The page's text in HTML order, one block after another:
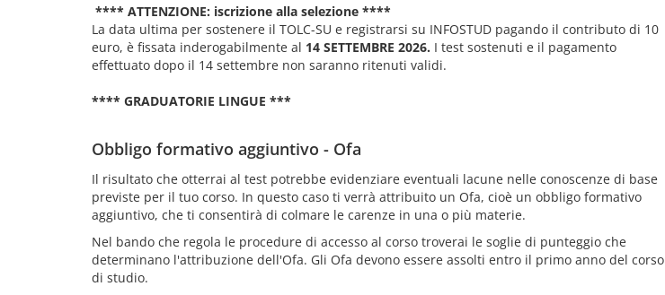
**** ATTENZIONE: iscrizione alla selezione ****
La data ultima per sostenere il TOLC-SU e registrarsi su INFOSTUD pagando il contributo di 10
euro, è fissata inderogabilmente al 14 SETTEMBRE 2026. I test sostenuti e il pagamento
effettuato dopo il 14 settembre non saranno ritenuti validi.
**** GRADUATORIE LINGUE ***
Obbligo formativo aggiuntivo - Ofa
Il risultato che otterrai al test potrebbe evidenziare eventuali lacune nelle conoscenze di base
previste per il tuo corso. In questo caso ti verrà attribuito un Ofa, cioè un obbligo formativo
aggiuntivo, che ti consentirà di colmare le carenze in una o più materie.
Nel bando che regola le procedure di accesso al corso troverai le soglie di punteggio che
determinano l'attribuzione dell'Ofa. Gli Ofa devono essere assolti entro il primo anno del corso
di studio.